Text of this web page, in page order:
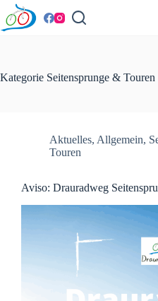
Zum
Inhalt
springen
Kategorie Seitensprunge & Touren
Aktuelles, Allgemein,
Touren
Aviso: Drauradweg